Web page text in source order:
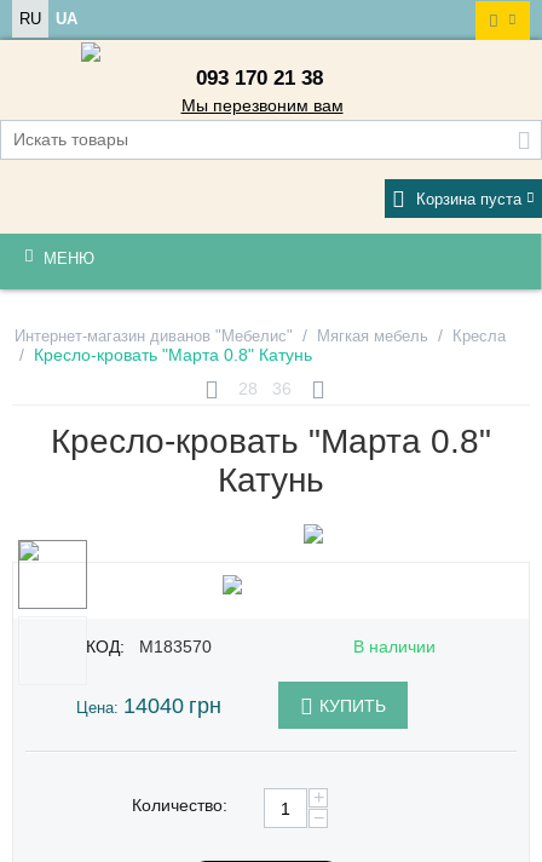
RU UA
093 170 21 38
Мы перезвоним вам
Корзина пуста
МЕНЮ
Интернет-магазин диванов "Мебелис" / Мягкая мебель / Кресла
/ Кресло-кровать "Марта 0.8" Катунь
28
36
Кресло-кровать "Марта 0.8"
Катунь
КОД: M183570 В наличии
Цена: 14040 грн КУПИТЬ
Количество:
+
−